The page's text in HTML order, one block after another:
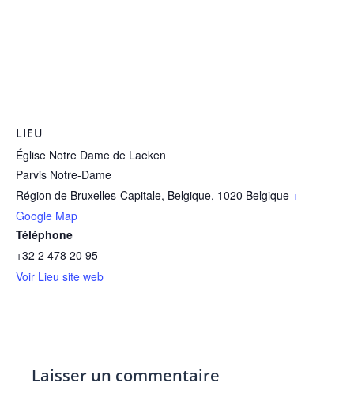
LIEU
Église Notre Dame de Laeken
Parvis Notre-Dame
Région de Bruxelles-Capitale, Belgique, 1020 Belgique +
Google Map
Téléphone
+32 2 478 20 95
Voir Lieu site web
Laisser un commentaire